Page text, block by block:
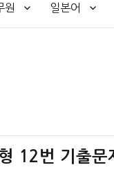
원 일본어
12번 기출문